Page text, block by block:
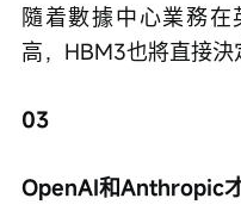
隨着數據中心業務
高，HBM3也將直接決
03
OpenAI和Anthropic